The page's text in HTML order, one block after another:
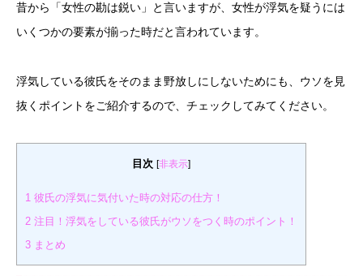
昔から「女性の勘は鋭い」と言いますが、女性が浮気を疑うには
いくつかの要素が揃った時だと言われています。
浮気している彼氏をそのまま野放しにしないためにも、ウソを見
抜くポイントをご紹介するので、チェックしてみてください。
目次 [非表示]
1 彼氏の浮気に気付いた時の対応の仕方！
2 注目！浮気をしている彼氏がウソをつく時のポイント！
3 まとめ